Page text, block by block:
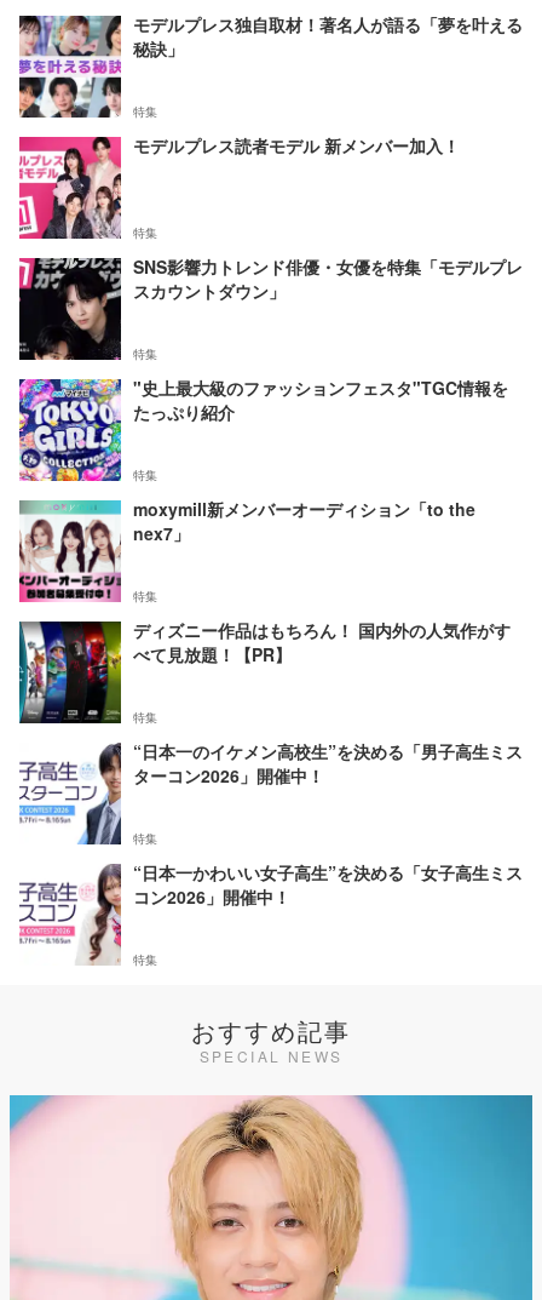
モデルプレス独自取材！著名人が語る「夢を叶える
秘訣」
特集
モデルプレス読者モデル 新メンバー加入！
特集
SNS影響力トレンド俳優・女優を特集「モデルプレ
スカウントダウン」
特集
"史上最大級のファッションフェスタ"TGC情報を
たっぷり紹介
特集
moxymill新メンバーオーディション「to the
nex7」
特集
ディズニー作品はもちろん！ 国内外の人気作がす
べて見放題！【PR】
特集
“日本一のイケメン高校生”を決める「男子高生ミス
ターコン2026」開催中！
特集
“日本一かわいい女子高生”を決める「女子高生ミス
コン2026」開催中！
特集
おすすめ記事
SPECIAL NEWS